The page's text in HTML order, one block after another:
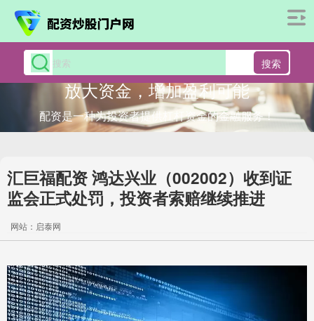
搜索
放大资金，增加盈利可能
配资是一种为投资者提供杠杆资金的金融服务！
汇巨福配资 鸿达兴业（002002）收到证
监会正式处罚，投资者索赔继续推进
网站：启泰网